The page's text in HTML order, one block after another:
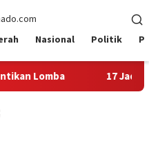
Nasional Politik
17 Jadi